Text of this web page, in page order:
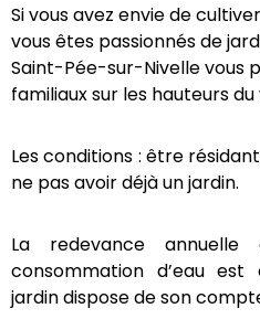
Si vous avez envie de
vous êtes passionnés de
Saint-Pée-sur-Nivelle vous
familiaux sur les hauteurs du
Les conditions : être
ne pas avoir déjà un jardin.
La redevance
consommation d’eau
jardin dispose de son